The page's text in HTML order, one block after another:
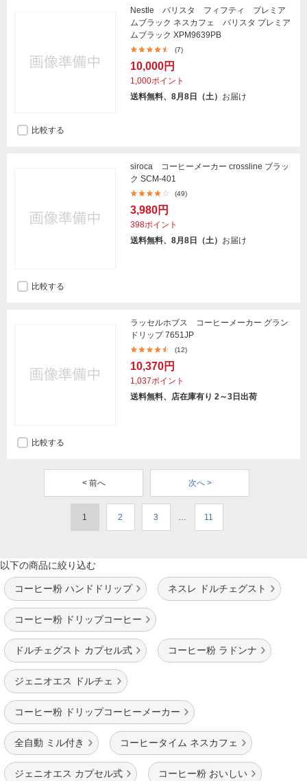
Nestle バリスタ フィフティ プレミア
ムブラック ネスカフェ バリスタ プレミア
ムブラック XPM9639PB
(7)
10,000円
1,000ポイント
送料無料、8月8日（土） お届け
比較する
siroca コーヒーメーカー crossline ブラッ
ク SCM-401
(49)
3,980円
398ポイント
送料無料、8月8日（土） お届け
比較する
ラッセルホブス コーヒーメーカー グラン
ドリップ 7651JP
(12)
10,370円
1,037ポイント
送料無料、店在庫有り 2～3日出荷
比較する
< 前へ 次へ >
1 2 3 … 11
以下の商品に絞り込む
コーヒー粉 ハンドドリップ ネスレ ドルチェグスト
コーヒー粉 ドリップコーヒー
ドルチェグスト カプセル式 コーヒー粉 ラドンナ
ジェニオエス ドルチェ
コーヒー粉 ドリップコーヒーメーカー
全自動 ミル付き コーヒータイム ネスカフェ
ジェニオエス カプセル式 コーヒー粉 おいしい